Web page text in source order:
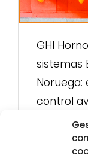
GHI
sistemas
control
cámara